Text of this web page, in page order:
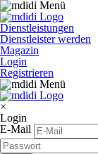
Dienstleistungen
Dienstleister werden
Magazin
Login
Registrieren
×
Login
E-Mail